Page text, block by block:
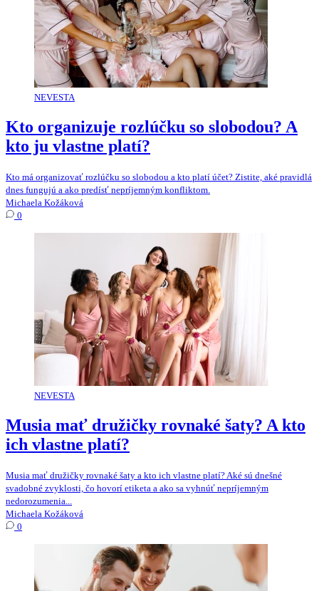
NEVESTA
Kto organizuje rozlúčku so slobodou? A
kto ju vlastne platí?
Kto má organizovať rozlúčku so slobodou a kto platí účet? Zistite, aké pravidlá
dnes fungujú a ako predísť nepríjemným konfliktom.
Michaela Kožáková
0
NEVESTA
Musia mať družičky rovnaké šaty? A kto
ich vlastne platí?
Musia mať družičky rovnaké šaty a kto ich vlastne platí? Aké sú dnešné
svadobné zvyklosti, čo hovorí etiketa a ako sa vyhnúť nepríjemným
nedorozumenia...
Michaela Kožáková
0